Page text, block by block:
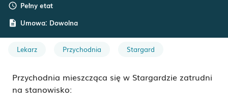
schedule Pełny etat
description Umowa: Dowolna
Lekarz Przychodnia Stargard
Przychodnia mieszcząca się w Stargardzie zatrudni
na stanowisko: